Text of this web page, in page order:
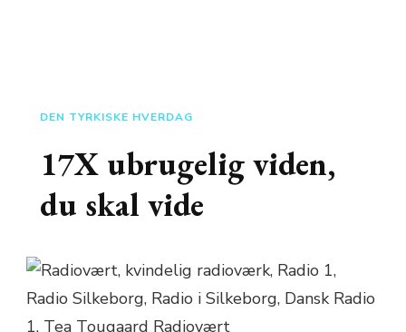
DEN TYRKISKE HVERDAG
17X ubrugelig viden,
du skal vide